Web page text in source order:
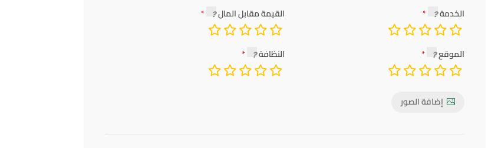
الخدمة القيمة مقابل المال
الموقع النظافة
إضافة الصور